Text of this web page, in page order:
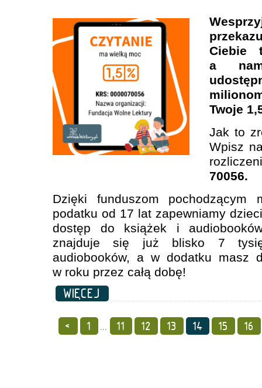
Ciebie
a
Twoje
Jak to
Wpisz
70056.
Dzięki funduszom
podatku od 17 lat zapewniamy
dostęp do książek i
znajduje się już blisko 7
audiobooków, a w dodatku masz
w roku przez całą dobę!
WIĘCEJ
< 1 ... 11 12 13 14 15 16